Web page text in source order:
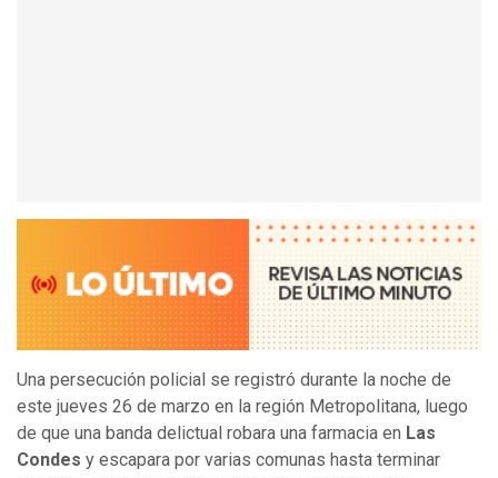
Una persecución policial se registró durante la noche de
este jueves 26 de marzo en la región Metropolitana, luego
de que una banda delictual robara una farmacia en Las
Condes y escapara por varias comunas hasta terminar